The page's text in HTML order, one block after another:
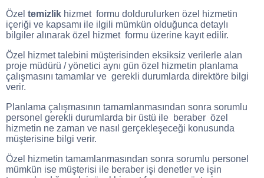
Özel temizlik hizmet formu doldurulurken özel hizmetin
içeriği ve kapsamı ile ilgili mümkün olduğunca detaylı
bilgiler alınarak özel hizmet formu üzerine kayıt edilir.
Özel hizmet talebini müşterisinden eksiksiz verilerle alan
proje müdürü / yönetici aynı gün özel hizmetin planlama
çalışmasını tamamlar ve gerekli durumlarda direktöre bilgi
verir.
Planlama çalışmasının tamamlanmasından sonra sorumlu
personel gerekli durumlarda bir üstü ile beraber özel
hizmetin ne zaman ve nasıl gerçekleşeceği konusunda
müşterisine bilgi verir.
Özel hizmetin tamamlanmasından sonra sorumlu personel
mümkün ise müşterisi ile beraber işi denetler ve işin